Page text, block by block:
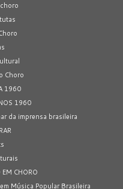
Choro
1960
1960
da imprensa brasileira
CHORO
Música Popular Brasileira